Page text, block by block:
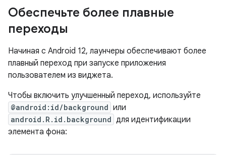
Обеспечьте более плавные
переходы
Начиная с Android 12, лаунчеры обеспечивают более
плавный переход при запуске приложения
пользователем из виджета.
Чтобы включить улучшенный переход, используйте
@android:id/background или
android.R.id.background для идентификации
элемента фона: